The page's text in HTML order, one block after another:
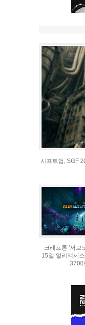
시프트업, SGF
크래프톤 '서브
15일 얼리액세
3700